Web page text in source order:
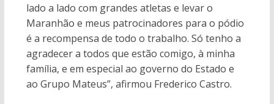
lado a lado com grandes atletas e levar o
Maranhão e meus patrocinadores para o pódio
é a recompensa de todo o trabalho. Só tenho a
agradecer a todos que estão comigo, à minha
família, e em especial ao governo do Estado e
ao Grupo Mateus”, afirmou Frederico Castro.